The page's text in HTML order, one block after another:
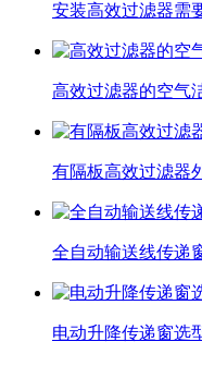
安装高效过滤器需
高效过滤器的空气
有隔板高效过滤器
全自动输送线传递
电动升降传递窗选